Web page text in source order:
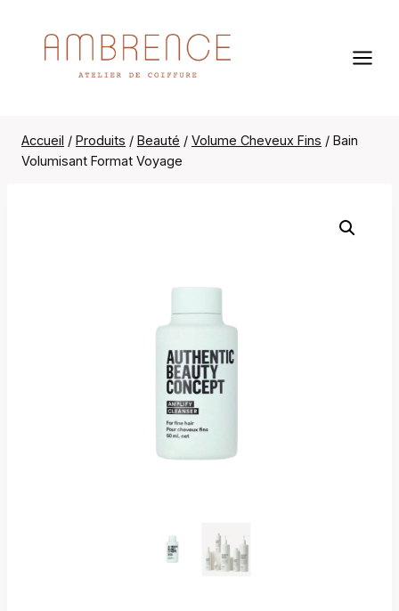
contenu
Accueil / Produits / Beauté / Volume Cheveux Fins / Bain
Volumisant Format Voyage